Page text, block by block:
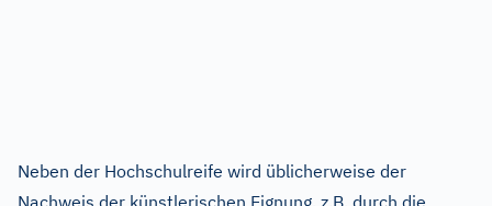
Neben der Hochschulreife wird üblicherweise der
Nachweis der künstlerischen Eignung, z.B. durch die